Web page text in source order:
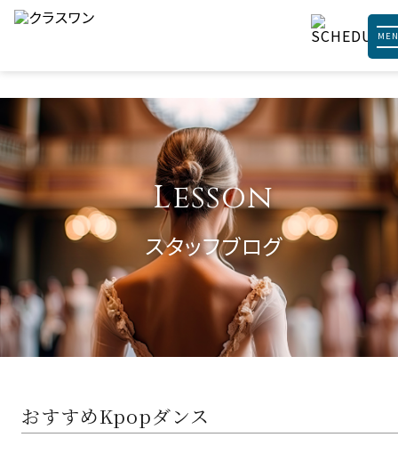
Lesson
スタッフブログ
おすすめKpopダンス